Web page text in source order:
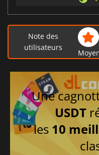
Note des
utilisateurs
Une
USDT
les 10